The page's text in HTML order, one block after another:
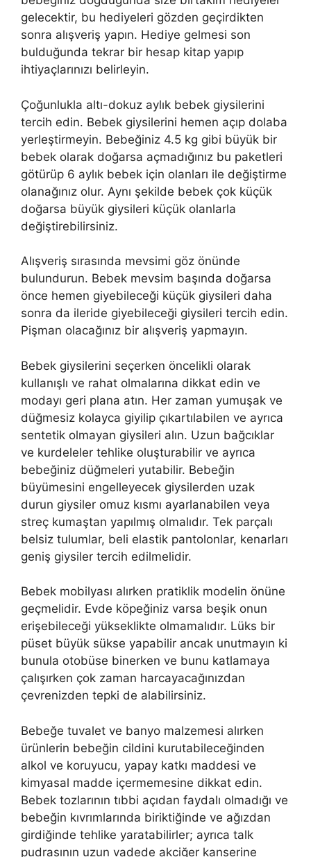
gelecektir, bu hediyeleri gözden geçirdikten
sonra alışveriş yapın. Hediye gelmesi son
bulduğunda tekrar bir hesap kitap yapıp
ihtiyaçlarınızı belirleyin.
Çoğunlukla altı-dokuz aylık bebek giysilerini
tercih edin. Bebek giysilerini hemen açıp dolaba
yerleştirmeyin. Bebeğiniz 4.5 kg gibi büyük bir
bebek olarak doğarsa açmadığınız bu paketleri
götürüp 6 aylık bebek için olanları ile değiştirme
olanağınız olur. Aynı şekilde bebek çok küçük
doğarsa büyük giysileri küçük olanlarla
değiştirebilirsiniz.
Alışveriş sırasında mevsimi göz önünde
bulundurun. Bebek mevsim başında doğarsa
önce hemen giyebileceği küçük giysileri daha
sonra da ileride giyebileceği giysileri tercih edin.
Pişman olacağınız bir alışveriş yapmayın.
Bebek giysilerini seçerken öncelikli olarak
kullanışlı ve rahat olmalarına dikkat edin ve
modayı geri plana atın. Her zaman yumuşak ve
düğmesiz kolayca giyilip çıkartılabilen ve ayrıca
sentetik olmayan giysileri alın. Uzun bağcıklar
ve kurdeleler tehlike oluşturabilir ve ayrıca
bebeğiniz düğmeleri yutabilir. Bebeğin
büyümesini engelleyecek giysilerden uzak
durun giysiler omuz kısmı ayarlanabilen veya
streç kumaştan yapılmış olmalıdır. Tek parçalı
belsiz tulumlar, beli elastik pantolonlar, kenarları
geniş giysiler tercih edilmelidir.
Bebek mobilyası alırken pratiklik modelin önüne
geçmelidir. Evde köpeğiniz varsa beşik onun
erişebileceği yükseklikte olmamalıdır. Lüks bir
püset büyük sükse yapabilir ancak unutmayın ki
bunula otobüse binerken ve bunu katlamaya
çalışırken çok zaman harcayacağınızdan
çevrenizden tepki de alabilirsiniz.
Bebeğe tuvalet ve banyo malzemesi alırken
ürünlerin bebeğin cildini kurutabileceğinden
alkol ve koruyucu, yapay katkı maddesi ve
kimyasal madde içermemesine dikkat edin.
Bebek tozlarının tıbbi açıdan faydalı olmadığı ve
bebeğin kıvrımlarında biriktiğinde ve ağızdan
girdiğinde tehlike yaratabilirler; ayrıca talk
pudrasının uzun vadede akciğer kanserine